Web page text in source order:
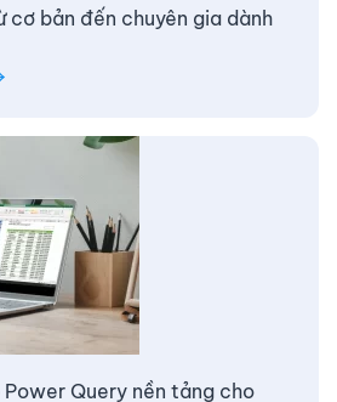
cơ bản đến chuyên gia dành
Power Query nền tảng cho